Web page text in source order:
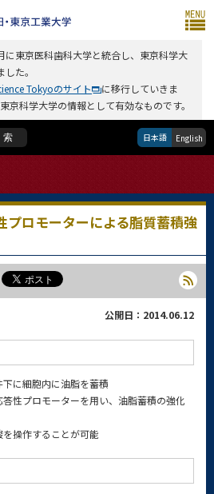
に東京医科歯科大学と統合し、東京科学大
た。
Tokyoのサイト
に移行していきま
京科学大学の情報として有効なものです。
日本語 English
プロモーターによる脂質蓄積強
公開日：2014.06.12
に細胞内に油脂を蓄積
性プロモーターを用い、油脂蓄積の強化
操作することが可能